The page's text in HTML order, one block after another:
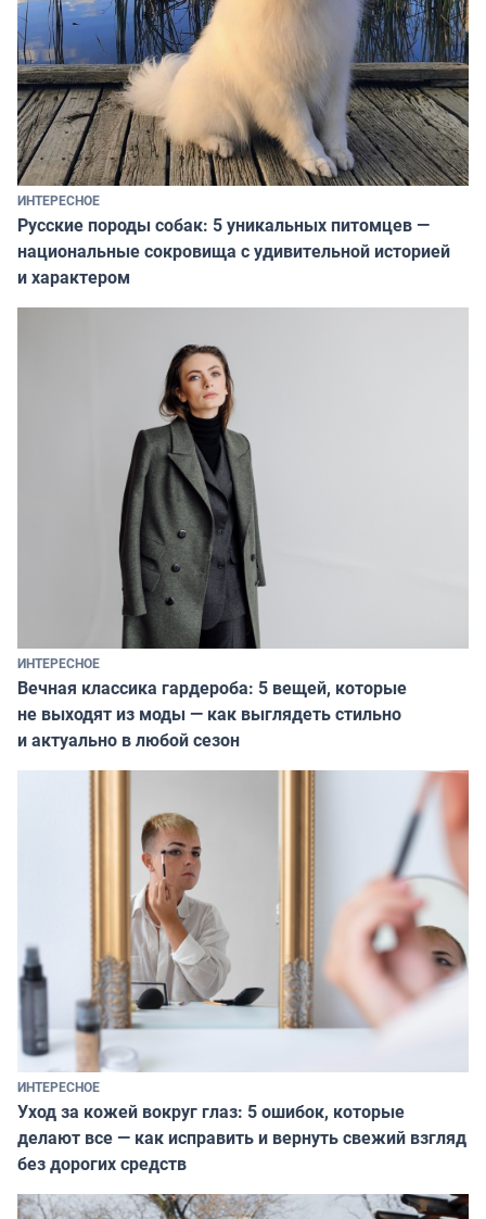
ИНТЕРЕСНОЕ
Русские породы собак: 5 уникальных питомцев —
национальные сокровища с удивительной историей
и характером
ИНТЕРЕСНОЕ
Вечная классика гардероба: 5 вещей, которые
не выходят из моды — как выглядеть стильно
и актуально в любой сезон
ИНТЕРЕСНОЕ
Уход за кожей вокруг глаз: 5 ошибок, которые
делают все — как исправить и вернуть свежий взгляд
без дорогих средств